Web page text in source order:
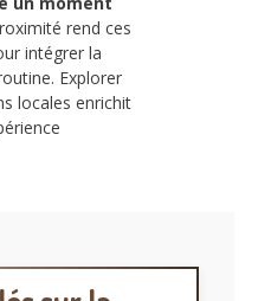
rend ces
intégrer la
Explorer
locales enrichit